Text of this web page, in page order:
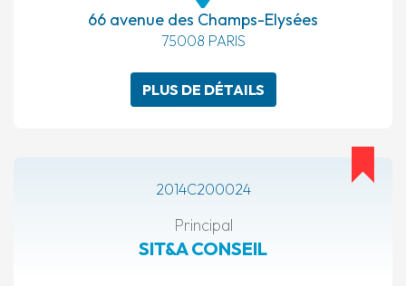
66 avenue des Champs-Elysées
75008 PARIS
PLUS DE DÉTAILS
2014C200024
Principal
SIT&A CONSEIL